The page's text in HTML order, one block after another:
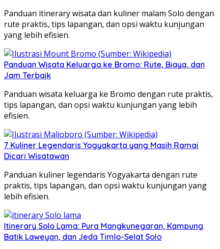
Panduan itinerary wisata dan kuliner malam Solo dengan
rute praktis, tips lapangan, dan opsi waktu kunjungan
yang lebih efisien.
Panduan Wisata Keluarga ke Bromo: Rute, Biaya, dan
Jam Terbaik
Panduan wisata keluarga ke Bromo dengan rute praktis,
tips lapangan, dan opsi waktu kunjungan yang lebih
efisien.
7 Kuliner Legendaris Yogyakarta yang Masih Ramai
Dicari Wisatawan
Panduan kuliner legendaris Yogyakarta dengan rute
praktis, tips lapangan, dan opsi waktu kunjungan yang
lebih efisien.
Itinerary Solo Lama: Pura Mangkunegaran, Kampung
Batik Laweyan, dan Jeda Timlo-Selat Solo